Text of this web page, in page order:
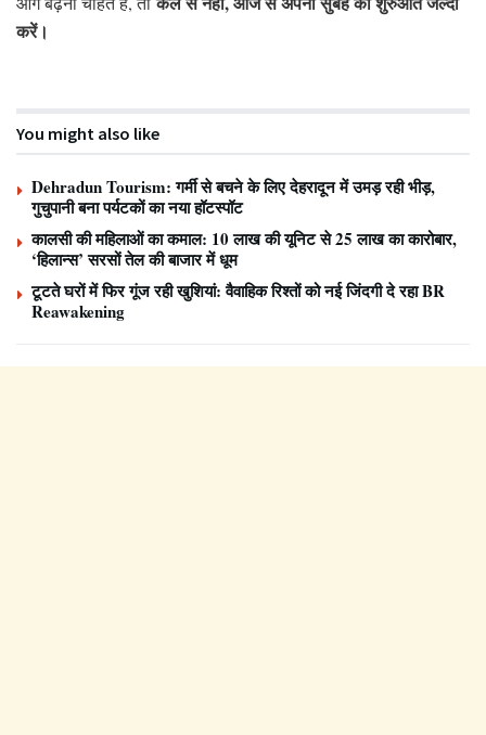
करें।
You might also like
Dehradun Tourism: गर्मी से बचने के लिए देहरादून में उमड़ रही भीड़,
गुचुपानी बना पर्यटकों का नया हॉटस्पॉट
कालसी की महिलाओं का कमाल: 10 लाख की यूनिट से 25 लाख का कारोबार,
‘हिलान्स’ सरसों तेल की बाजार में धूम
टूटते घरों में फिर गूंज रही खुशियां: वैवाहिक रिश्तों को नई जिंदगी दे रहा BR
Reawakening